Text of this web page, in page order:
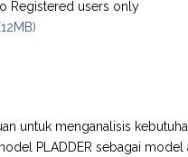
Registered users only
untuk menganalisis
PLADDER sebagai